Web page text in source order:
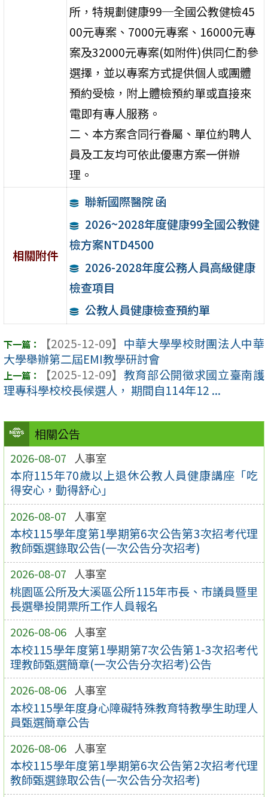
相關公告
2026-08-07 人事室
本府115年70歲以上退休公教人員健康講座「吃
得安心，動得舒心」
2026-08-07 人事室
本校115學年度第1學期第6次公告第3次招考代理
教師甄選錄取公告(一次公告分次招考)
2026-08-07 人事室
桃園區公所及大溪區公所115年市長、市議員暨里
長選舉投開票所工作人員報名
2026-08-06 人事室
本校115學年度第1學期第7次公告第1-3次招考代
理教師甄選簡章(一次公告分次招考)公告
2026-08-06 人事室
本校115學年度身心障礙特殊教育特教學生助理人
員甄選簡章公告
2026-08-06 人事室
本校115學年度第1學期第6次公告第2次招考代理
教師甄選錄取公告(一次公告分次招考)
所，特規劃健康99─全國公教健檢45
00元專案、7000元專案、16000元專
案及32000元專案(如附件)供同仁酌參
選擇，並以專案方式提供個人或團體
預約受檢，附上體檢預約單或直接來
電即有專人服務。
二、本方案含同行眷屬、單位約聘人
員及工友均可依此優惠方案一併辦
理。
相關附件
聯新國際醫院 函
2026~2028年度健康99全國公教健
檢方案NTD4500
2026-2028年度公務人員高級健康
檢查項目
公教人員健康檢查預約單
【2025-12-09】 中華大學學校財團法人中華
大學舉辦第二屆EMI教學研討會
【2025-12-09】 教育部公開徵求國立臺南護
理專科學校校長候選人， 期間自114年12 ...